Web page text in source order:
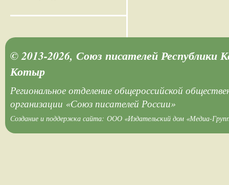
© 2013-2026, Союз писателей Республики
Котыр
Региональное отделение общероссийской
организации «Союз писателей России»
Создание и поддержка сайта: ООО «Издательский дом «Медиа-